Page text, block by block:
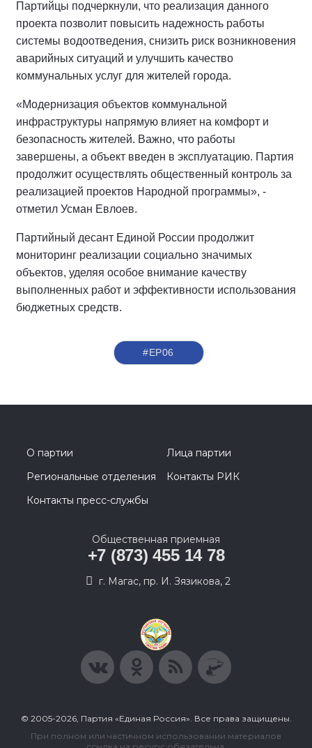
Партийцы подчеркнули, что реализация данного
проекта позволит повысить надежность работы
системы водоотведения, снизить риск возникновения
аварийных ситуаций и улучшить качество
коммунальных услуг для жителей города.
«Модернизация объектов коммунальной
инфраструктуры напрямую влияет на комфорт и
безопасность жителей. Важно, что работы
завершены, а объект введен в эксплуатацию. Партия
продолжит осуществлять общественный контроль за
реализацией проектов Народной программы», -
отметил Усман Евлоев.
Партийный десант Единой России продолжит
мониторинг реализации социально значимых
объектов, уделяя особое внимание качеству
выполненных работ и эффективности использования
бюджетных средств.
#ЕР06
О партии
Лица партии
Региональные отделения
Контакты РИК
Контакты пресс-службы
Общественная приемная
+7 (873) 455 14 78
г. Магас, пр. И. Зязикова, 2
© 2005-2026, Партия «Единая Россия». Все права защищены.
При полном или частичном использовании материалов